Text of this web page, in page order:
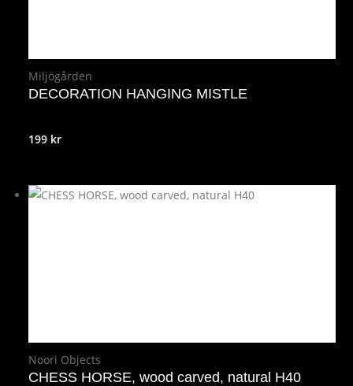
Miljögården
DECORATION HANGING MISTLE
199 kr
Noori Objects
CHESS HORSE, wood carved, natural H40